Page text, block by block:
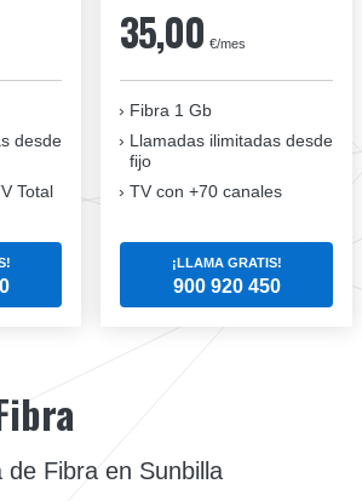
desde
Total
35,00 €/mes
Fibra 1 Gb
Llamadas ilimitadas desde
fijo
TV con +70 canales
¡LLAMA GRATIS!
900 920 450
Fibra en Sunbilla